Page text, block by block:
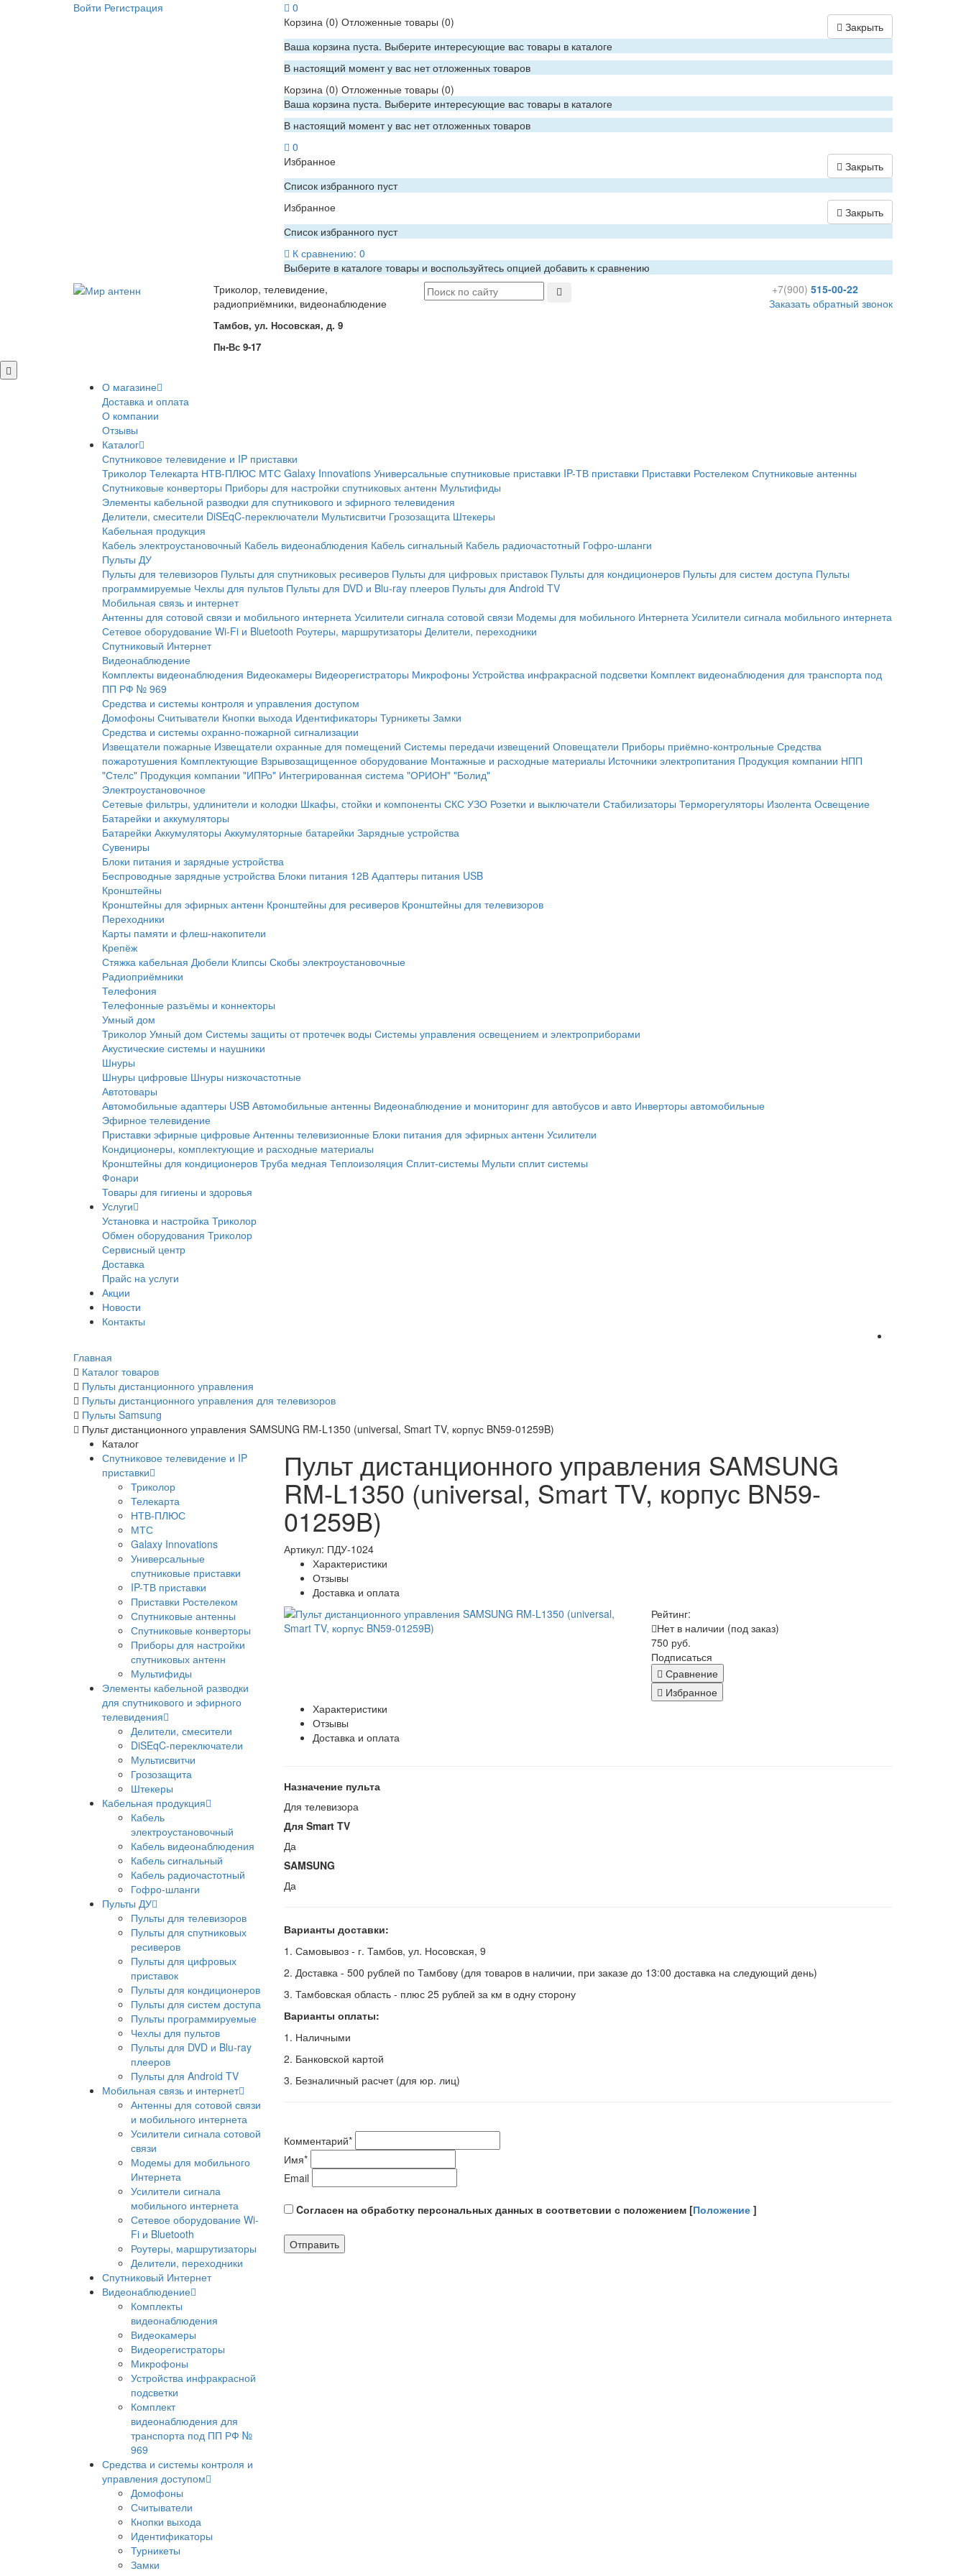
Войти Регистрация
0
Корзина(0) Отложенные товары (0)
Закрыть
Ваша корзина пуста. Выберите интересующие вас товары в каталоге
В настоящий момент у вас нет отложенных товаров
Корзина(0) Отложенные товары (0)
Ваша корзина пуста. Выберите интересующие вас товары в каталоге
В настоящий момент у вас нет отложенных товаров
0
Избранное
Закрыть
Список избранного пуст
Избранное
Закрыть
Список избранного пуст
К сравнению: 0
Выберите в каталоге товары и воспользуйтесь опцией добавить к сравнению
Триколор, телевидение,
радиоприёмники, видеонаблюдение
Тамбов, ул. Носовская, д. 9
Пн-Вс 9-17
+7(900) 515-00-22
Заказать обратный звонок
О магазине
Доставка и оплата
О компании
Отзывы
Каталог
Спутниковое телевидение и IP приставки
Триколор Телекарта НТВ-ПЛЮС МТС Galaxy Innovations Универсальные спутниковые приставки IP-ТВ приставки Приставки Ростелеком Спутниковые антенны
Спутниковые конверторы Приборы для настройки спутниковых антенн Мультифиды
Элементы кабельной разводки для спутникового и эфирного телевидения
Делители, смесители DiSEqC-переключатели Мультисвитчи Грозозащита Штекеры
Кабельная продукция
Кабель электроустановочный Кабель видеонаблюдения Кабель сигнальный Кабель радиочастотный Гофро-шланги
Пульты ДУ
Пульты для телевизоров Пульты для спутниковых ресиверов Пульты для цифровых приставок Пульты для кондиционеров Пульты для систем доступа Пульты
программируемые Чехлы для пультов Пульты для DVD и Blu-ray плееров Пульты для Android TV
Мобильная связь и интернет
Антенны для сотовой связи и мобильного интернета Усилители сигнала сотовой связи Модемы для мобильного Интернета Усилители сигнала мобильного интернета
Сетевое оборудование Wi-Fi и Bluetooth Роутеры, маршрутизаторы Делители, переходники
Спутниковый Интернет
Видеонаблюдение
Комплекты видеонаблюдения Видеокамеры Видеорегистраторы Микрофоны Устройства инфракрасной подсветки Комплект видеонаблюдения для транспорта под
ПП РФ № 969
Средства и системы контроля и управления доступом
Домофоны Считыватели Кнопки выхода Идентификаторы Турникеты Замки
Средства и системы охранно-пожарной сигнализации
Извещатели пожарные Извещатели охранные для помещений Системы передачи извещений Оповещатели Приборы приёмно-контрольные Средства
пожаротушения Комплектующие Взрывозащищенное оборудование Монтажные и расходные материалы Источники электропитания Продукция компании НПП
"Стелс" Продукция компании "ИПРо" Интегрированная система "ОРИОН" "Болид"
Электроустановочное
Сетевые фильтры, удлинители и колодки Шкафы, стойки и компоненты СКС УЗО Розетки и выключатели Стабилизаторы Терморегуляторы Изолента Освещение
Батарейки и аккумуляторы
Батарейки Аккумуляторы Аккумуляторные батарейки Зарядные устройства
Сувениры
Блоки питания и зарядные устройства
Беспроводные зарядные устройства Блоки питания 12В Адаптеры питания USB
Кронштейны
Кронштейны для эфирных антенн Кронштейны для ресиверов Кронштейны для телевизоров
Переходники
Карты памяти и флеш-накопители
Крепёж
Стяжка кабельная Дюбели Клипсы Скобы электроустановочные
Радиоприёмники
Телефония
Телефонные разъёмы и коннекторы
Умный дом
Триколор Умный дом Системы защиты от протечек воды Системы управления освещением и электроприборами
Акустические системы и наушники
Шнуры
Шнуры цифровые Шнуры низкочастотные
Автотовары
Автомобильные адаптеры USB Автомобильные антенны Видеонаблюдение и мониторинг для автобусов и авто Инверторы автомобильные
Эфирное телевидение
Приставки эфирные цифровые Антенны телевизионные Блоки питания для эфирных антенн Усилители
Кондиционеры, комплектующие и расходные материалы
Кронштейны для кондиционеров Труба медная Теплоизоляция Сплит-системы Мульти сплит системы
Фонари
Товары для гигиены и здоровья
Услуги
Установка и настройка Триколор
Обмен оборудования Триколор
Сервисный центр
Доставка
Прайс на услуги
Акции
Новости
Контакты
Главная
Каталог товаров
Пульты дистанционного управления
Пульты дистанционного управления для телевизоров
Пульты Samsung
Пульт дистанционного управления SAMSUNG RM-L1350 (universal, Smart TV, корпус BN59-01259B)
Каталог
Спутниковое телевидение и IP
приставки
Триколор
Телекарта
НТВ-ПЛЮС
МТС
Galaxy Innovations
Универсальные
спутниковые приставки
IP-ТВ приставки
Приставки Ростелеком
Спутниковые антенны
Спутниковые конверторы
Приборы для настройки
спутниковых антенн
Мультифиды
Элементы кабельной разводки
для спутникового и эфирного
телевидения
Делители, смесители
DiSEqC-переключатели
Мультисвитчи
Грозозащита
Штекеры
Кабельная продукция
Кабель
электроустановочный
Кабель видеонаблюдения
Кабель сигнальный
Кабель радиочастотный
Гофро-шланги
Пульты ДУ
Пульты для телевизоров
Пульты для спутниковых
ресиверов
Пульты для цифровых
приставок
Пульты для кондиционеров
Пульты для систем доступа
Пульты программируемые
Чехлы для пультов
Пульты для DVD и Blu-ray
плееров
Пульты для Android TV
Мобильная связь и интернет
Антенны для сотовой связи
и мобильного интернета
Усилители сигнала сотовой
связи
Модемы для мобильного
Интернета
Усилители сигнала
мобильного интернета
Сетевое оборудование Wi-
Fi и Bluetooth
Роутеры, маршрутизаторы
Делители, переходники
Спутниковый Интернет
Видеонаблюдение
Комплекты
видеонаблюдения
Видеокамеры
Видеорегистраторы
Микрофоны
Устройства инфракрасной
подсветки
Комплект
видеонаблюдения для
транспорта под ПП РФ №
969
Средства и системы контроля и
управления доступом
Домофоны
Считыватели
Кнопки выхода
Идентификаторы
Турникеты
Замки
Пульт дистанционного управления SAMSUNG
RM-L1350 (universal, Smart TV, корпус BN59-
01259B)
Артикул: ПДУ-1024
Характеристики
Отзывы
Доставка и оплата
Рейтинг:
Нет в наличии (под заказ)
750 руб.
Подписаться
Сравнение
Избранное
Характеристики
Отзывы
Доставка и оплата
Назначение пульта
Для телевизора
Для Smart TV
Да
SAMSUNG
Да
Варианты доставки:
1. Самовывоз - г. Тамбов, ул. Носовская, 9
2. Доставка - 500 рублей по Тамбову (для товаров в наличии, при заказе до 13:00 доставка на следующий день)
3. Тамбовская область - плюс 25 рублей за км в одну сторону
Варианты оплаты:
1. Наличными
2. Банковской картой
3. Безналичный расчет (для юр. лиц)
Комментарий*
Имя*
Email
Cогласен на обработку персональных данных в соответсвии с положением [Положение ]